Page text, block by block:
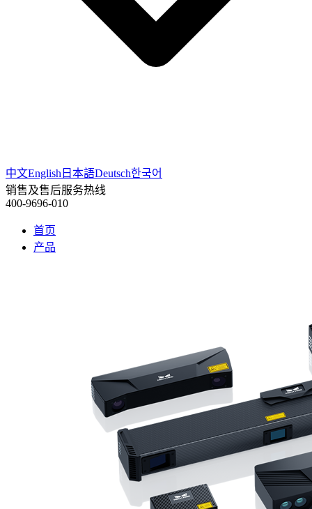
中文English 日本語Deutsch한국어
销售及售后服务热线
400-9696-010
首页
产品